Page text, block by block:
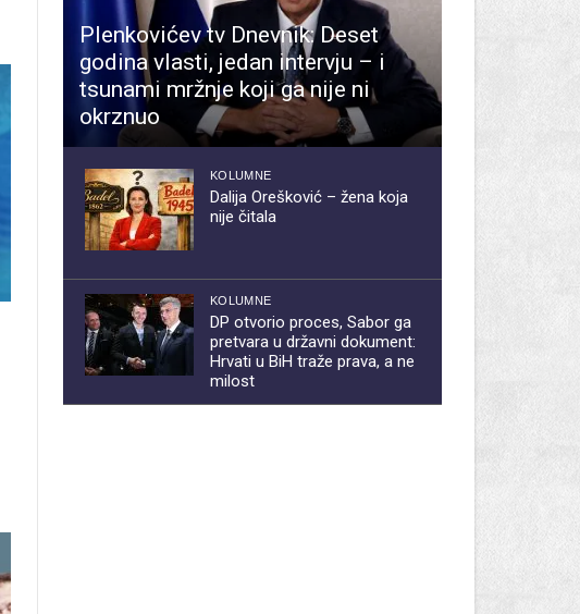
Plenkovićev tv Dnevnik: Deset
godina vlasti, jedan intervju – i
tsunami mržnje koji ga nije ni
okrznuo
KOLUMNE
Dalija Orešković – žena koja
nije čitala
KOLUMNE
DP otvorio proces, Sabor ga
pretvara u državni dokument:
Hrvati u BiH traže prava, a ne
milost